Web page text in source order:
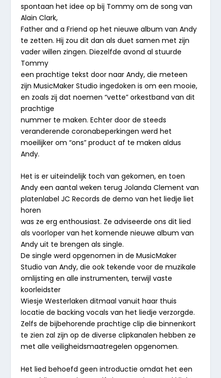
spontaan het idee op bij Tommy om de song van
Alain Clark,
Father and a Friend op het nieuwe album van Andy
te zetten. Hij zou dit dan als duet samen met zijn
vader willen zingen. Diezelfde avond al stuurde
Tommy
een prachtige tekst door naar Andy, die meteen
zijn MusicMaker Studio ingedoken is om een mooie,
en zoals zij dat noemen “vette” orkestband van dit
prachtige
nummer te maken. Echter door de steeds
veranderende coronabeperkingen werd het
moeilijker om “ons” product af te maken aldus
Andy.
Het is er uiteindelijk toch van gekomen, en toen
Andy een aantal weken terug Jolanda Clement van
platenlabel JC Records de demo van het liedje liet
horen
was ze erg enthousiast. Ze adviseerde ons dit lied
als voorloper van het komende nieuwe album van
Andy uit te brengen als single.
De single werd opgenomen in de MusicMaker
Studio van Andy, die ook tekende voor de muzikale
omlijsting en alle instrumenten, terwijl vaste
koorleidster
Wiesje Westerlaken ditmaal vanuit haar thuis
locatie de backing vocals van het liedje verzorgde.
Zelfs de bijbehorende prachtige clip die binnenkort
te zien zal zijn op de diverse clipkanalen hebben ze
met alle veiligheidsmaatregelen opgenomen.
Het lied behoefd geen introductie omdat het een